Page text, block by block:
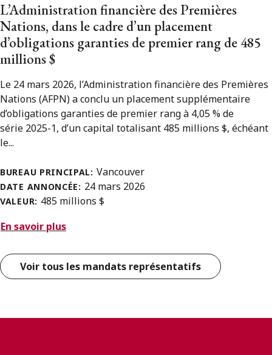
L’Administration financière des Premières
Nations, dans le cadre d’un placement
d’obligations garanties de premier rang de 485
millions $
Le 24 mars 2026, l’Administration financière des Premières
Nations (AFPN) a conclu un placement supplémentaire
d’obligations garanties de premier rang à 4,05 % de
série 2025-1, d’un capital totalisant 485 millions $, échéant
le...
BUREAU PRINCIPAL: Vancouver
DATE ANNONCÉE: 24 mars 2026
VALEUR: 485 millions $
En savoir plus
Voir tous les mandats représentatifs